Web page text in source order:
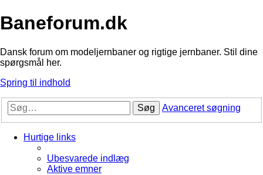
Baneforum.dk
Dansk forum om modeljernbaner og rigtige jernbaner. Stil dine
spørgsmål her.
Spring til indhold
Søg Avanceret søgning
Hurtige links
Ubesvarede indlæg
Aktive emner